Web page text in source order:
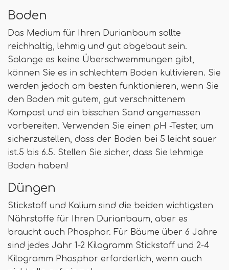
Boden
Das Medium für Ihren Durianbaum sollte
reichhaltig, lehmig und gut abgebaut sein.
Solange es keine Überschwemmungen gibt,
können Sie es in schlechtem Boden kultivieren. Sie
werden jedoch am besten funktionieren, wenn Sie
den Boden mit gutem, gut verschnittenem
Kompost und ein bisschen Sand angemessen
vorbereiten. Verwenden Sie einen pH -Tester, um
sicherzustellen, dass der Boden bei 5 leicht sauer
ist.5 bis 6.5. Stellen Sie sicher, dass Sie lehmige
Boden haben!
Düngen
Stickstoff und Kalium sind die beiden wichtigsten
Nährstoffe für Ihren Durianbaum, aber es
braucht auch Phosphor. Für Bäume über 6 Jahre
sind jedes Jahr 1-2 Kilogramm Stickstoff und 2-4
Kilogramm Phosphor erforderlich, wenn auch